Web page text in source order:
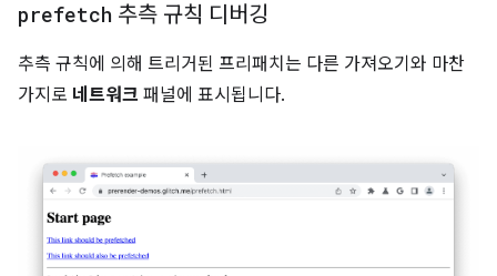
prefetch 추측 규칙 디버깅
추측 규칙에 의해 트리거된 프리패치는 다른 가져오기와 마찬
가지로 네트워크 패널에 표시됩니다.